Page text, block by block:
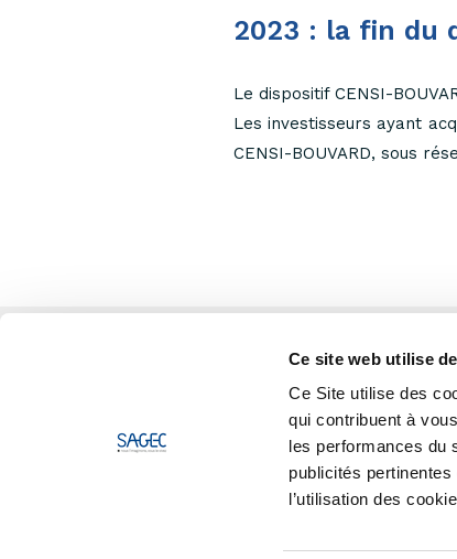
Ce site web utilise
Ce Site utilise des
qui contribuent à
les performances du
publicités
l’utilisation des
2023 : la fin du
Le dispositif CENSI-
Les investisseurs ayant
CENSI-BOUVARD, sous